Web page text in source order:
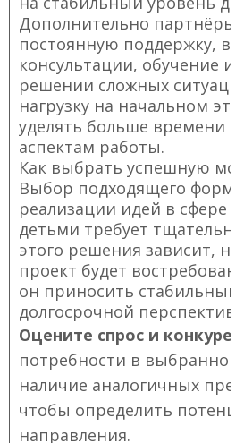
Дополнительно партнёры
постоянную поддержку,
консультации, обучение
решении сложных
нагрузку на начальном
уделять больше времени
аспектам работы.
Как выбрать успешную
Выбор подходящего
реализации идей в сфере
детьми требует
этого решения зависит,
проект будет
он приносить стабильный
долгосрочной
Оцените спрос и
потребности в
наличие аналогичных
чтобы определить
направления.